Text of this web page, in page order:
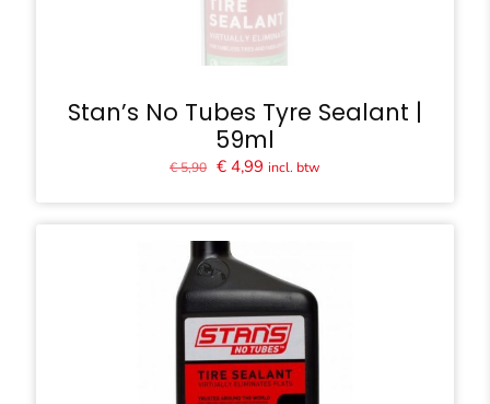
Stan’s No Tubes Tyre Sealant |
59ml
€5,90 Oorspronkelijke
€ 4,99 Huidige
incl. btw